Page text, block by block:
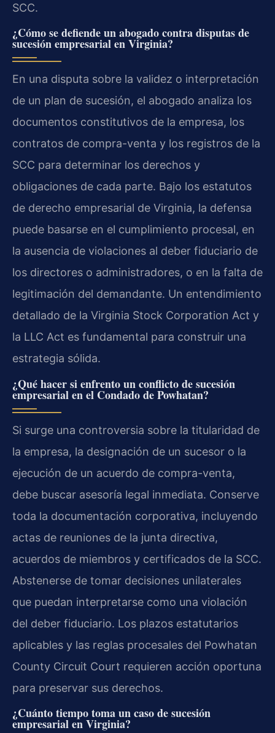
SCC.
¿Cómo se defiende un abogado contra disputas de
sucesión empresarial en Virginia?
En una disputa sobre la validez o interpretación
de un plan de sucesión, el abogado analiza los
documentos constitutivos de la empresa, los
contratos de compra-venta y los registros de la
SCC para determinar los derechos y
obligaciones de cada parte. Bajo los estatutos
de derecho empresarial de Virginia, la defensa
puede basarse en el cumplimiento procesal, en
la ausencia de violaciones al deber fiduciario de
los directores o administradores, o en la falta de
legitimación del demandante. Un entendimiento
detallado de la Virginia Stock Corporation Act y
la LLC Act es fundamental para construir una
estrategia sólida.
¿Qué hacer si enfrento un conflicto de sucesión
empresarial en el Condado de Powhatan?
Si surge una controversia sobre la titularidad de
la empresa, la designación de un sucesor o la
ejecución de un acuerdo de compra-venta,
debe buscar asesoría legal inmediata. Conserve
toda la documentación corporativa, incluyendo
actas de reuniones de la junta directiva,
acuerdos de miembros y certificados de la SCC.
Abstenerse de tomar decisiones unilaterales
que puedan interpretarse como una violación
del deber fiduciario. Los plazos estatutarios
aplicables y las reglas procesales del Powhatan
County Circuit Court requieren acción oportuna
para preservar sus derechos.
¿Cuánto tiempo toma un caso de sucesión
empresarial en Virginia?